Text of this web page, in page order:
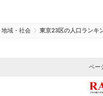
地域・社会 東京23区の人口ランキ
ペー